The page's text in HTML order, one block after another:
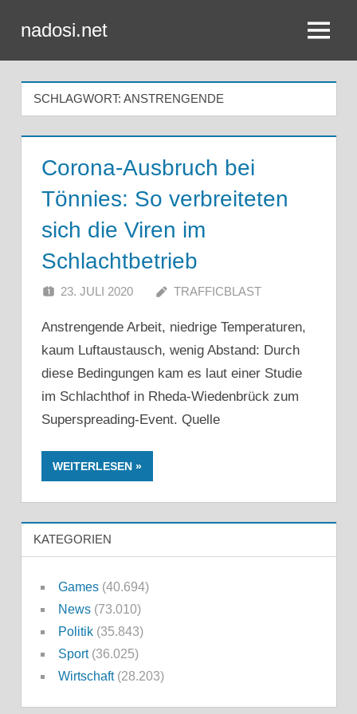
Inhalt
springen
nadosi.net Menü
SCHLAGWORT: ANSTRENGENDE
Corona-Ausbruch bei
Tönnies: So verbreiteten
sich die Viren im
Schlachtbetrieb
23. JULI 2020 TRAFFICBLAST
Anstrengende Arbeit, niedrige Temperaturen,
kaum Luftaustausch, wenig Abstand: Durch
diese Bedingungen kam es laut einer Studie
im Schlachthof in Rheda-Wiedenbrück zum
Superspreading-Event. Quelle
WEITERLESEN
KATEGORIEN
Games(40.694)
News(73.010)
Politik(35.843)
Sport(36.025)
Wirtschaft(28.203)